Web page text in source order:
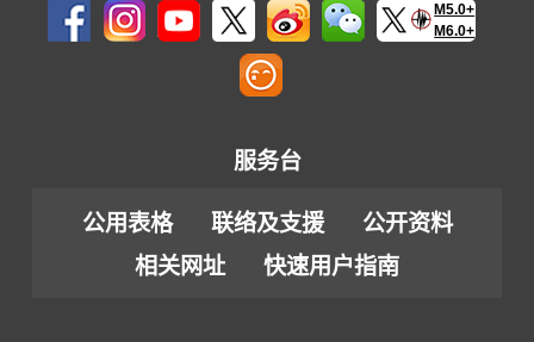
M5.0+
M6.0+
服务台
公用表格 联络及支援
公开资料
相关网址
快速用户指南